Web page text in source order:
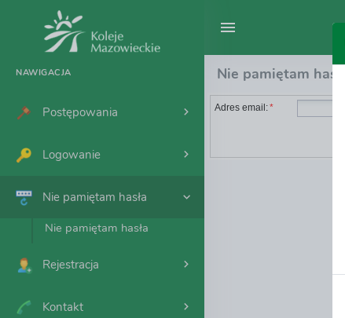
NAWIGACJA
Postępowania
Logowanie
Nie pamiętam hasła
Nie pamiętam hasła
Rejestracja
Kontakt
Nie pamiętam hasła
Adres email:*